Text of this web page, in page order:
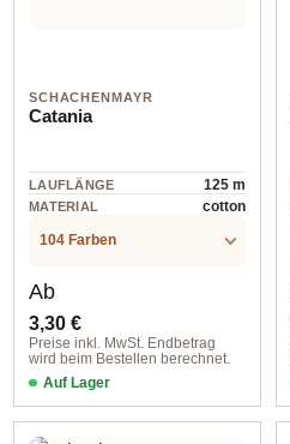
SCHACHENMAYR
Catania
LAUFLÄNGE 125 m
MATERIAL
cotton
104 Farben
Regulärer Preis:
Ab
3,30 €
Preise inkl. MwSt. Endbetrag
wird beim Bestellen berechnet.
Auf Lager
00110 schwarz